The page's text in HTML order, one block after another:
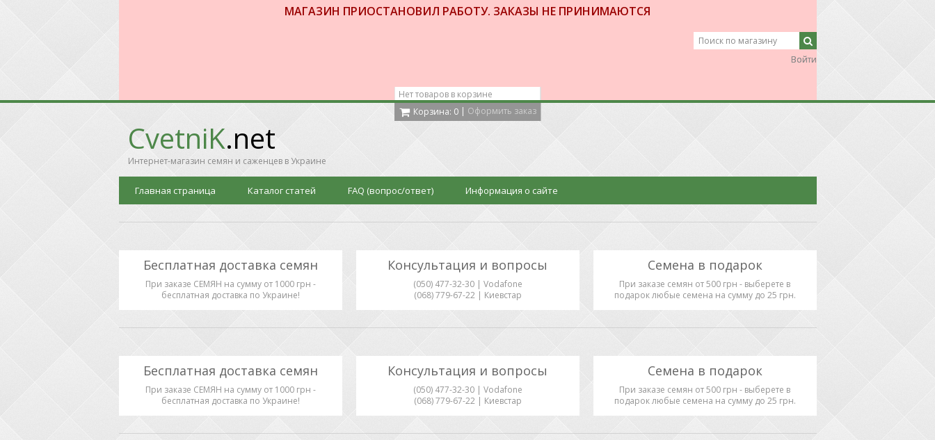
МАГАЗИН ПРИОСТАНОВИЛ РАБОТУ. ЗАКАЗЫ НЕ ПРИНИМАЮТСЯ
Нет товаров в корзине
Корзина: 0| Оформить заказ
CvetniK.net
Интернет-магазин семян и саженцев в Украине
Главная страница Каталог статей FAQ (вопрос/ответ) Информация о сайте
Войти
Бесплатная доставка семян
При заказе СЕМЯН на сумму от 1000 грн -
бесплатная доставка по Украине!
Консультация и вопросы
(050) 477-32-30 | Vodafone
(068) 779-67-22 | Киевстар
Семена в подарок
При заказе семян от 500 грн - выберете в
подарок любые семена на сумму до 25 грн.
Бесплатная доставка семян
При заказе СЕМЯН на сумму от 1000 грн -
бесплатная доставка по Украине!
Консультация и вопросы
(050) 477-32-30 | Vodafone
(068) 779-67-22 | Киевстар
Семена в подарок
При заказе семян от 500 грн - выберете в
подарок любые семена на сумму до 25 грн.
Войти